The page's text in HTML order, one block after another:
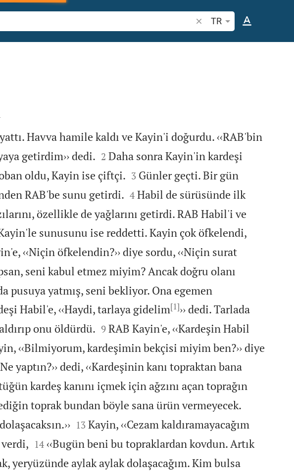
İncil ayeti veya kelime ara
TR
Havva hamile kaldı ve Kayin'i doğurdu. ‹‹RAB'bin
getirdim›› dedi.
2 Daha sonra Kayin'in kardeşi
oldu, Kayin ise çiftçi.
3 Günler geçti. Bir gün
RAB'be sunu getirdi.
4 Habil de sürüsünde ilk
özellikle de yağlarını getirdi. RAB Habil'i ve
sunusunu ise reddetti. Kayin çok öfkelendi,
‹‹Niçin öfkelendin?›› diye sordu, ‹‹Niçin surat
seni kabul etmez miyim? Ancak doğru olanı
pusuya yatmış, seni bekliyor. Ona egemen
Habil'e, ‹‹Haydi, tarlaya gidelim[1]›› dedi. Tarlada
onu öldürdü.
9 RAB Kayin'e, ‹‹Kardeşin Habil
‹‹Bilmiyorum, kardeşimin bekçisi miyim ben?›› diye
yaptın?›› dedi, ‹‹Kardeşinin kanı topraktan bana
kardeş kanını içmek için ağzını açan toprağın
toprak bundan böyle sana ürün vermeyecek.

13 Kayin, ‹‹Cezam kaldıramayacağım
verdi,
14 ‹‹Bugün beni bu topraklardan kovdun. Artık
yeryüzünde aylak aylak dolaşacağım. Kim bulsa